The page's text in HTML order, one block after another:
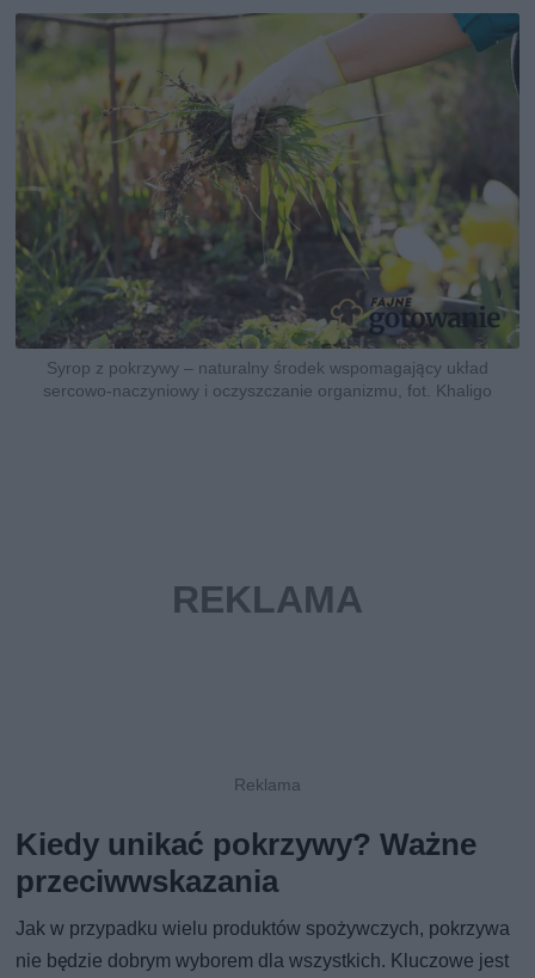
Syrop z pokrzywy – naturalny środek wspomagający układ
sercowo-naczyniowy i oczyszczanie organizmu, fot. Khaligo
Kiedy unikać pokrzywy? Ważne
przeciwwskazania
Jak w przypadku wielu produktów spożywczych, pokrzywa
nie będzie dobrym wyborem dla wszystkich. Kluczowe jest